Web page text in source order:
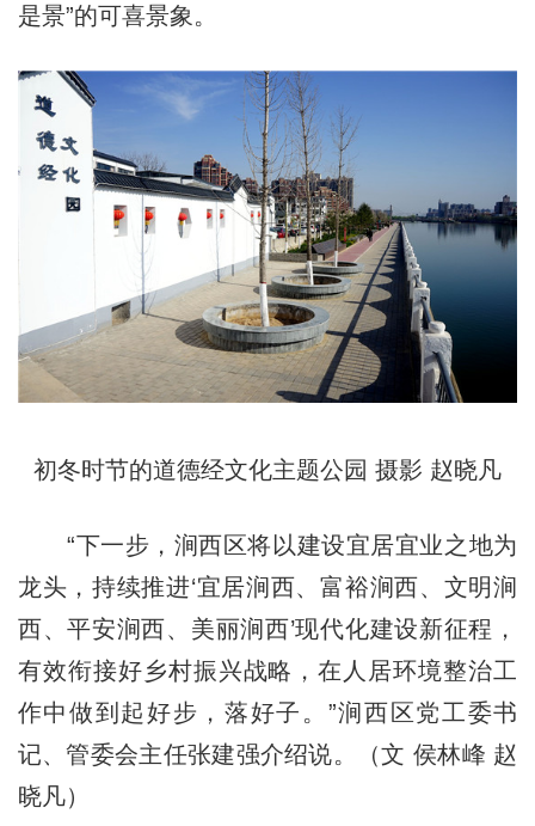
是景”的可喜景象。
初冬时节的道德经文化主题公园 摄影 赵晓凡
“下一步，涧西区将以建设宜居宜业之地为
龙头，持续推进‘宜居涧西、富裕涧西、文明涧
西、平安涧西、美丽涧西’现代化建设新征程，
有效衔接好乡村振兴战略，在人居环境整治工
作中做到起好步，落好子。”涧西区党工委书
记、管委会主任张建强介绍说。（文 侯林峰 赵
晓凡）